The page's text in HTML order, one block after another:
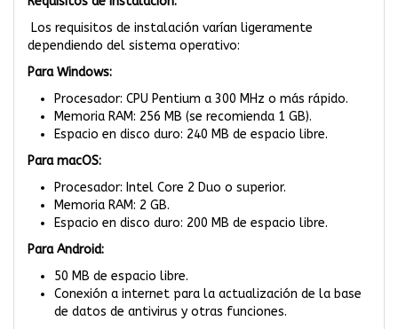
Los requisitos de instalación varían ligeramente
dependiendo del sistema operativo:
Para Windows:
Procesador: CPU Pentium a 300 MHz o más rápido.
Memoria RAM: 256 MB (se recomienda 1 GB).
Espacio en disco duro: 240 MB de espacio libre.
Para macOS:
Procesador: Intel Core 2 Duo o superior.
Memoria RAM: 2 GB.
Espacio en disco duro: 200 MB de espacio libre.
Para Android:
50 MB de espacio libre.
Conexión a internet para la actualización de la base
de datos de antivirus y otras funciones.